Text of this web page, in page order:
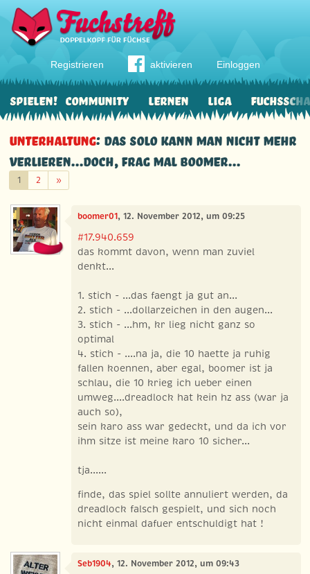
Registrieren aktivieren Einloggen
Community Lernen Liga
Spielen!
Unterhaltung: das solo kann man nicht mehr
verlieren...doch, frag mal boomer...
1 2 »Weiter
boomer01, 12. November 2012, um 09:25
#17.940.659
das kommt davon, wenn man zuviel
denkt...
1. stich - ...das faengt ja gut an...
2. stich - ...dollarzeichen in den augen...
3. stich - ...hm, kr lieg nicht ganz so
optimal
4. stich - ....na ja, die 10 haette ja ruhig
fallen koennen, aber egal, boomer ist ja
schlau, die 10 krieg ich ueber einen
umweg....dreadlock hat kein hz ass (war ja
auch so),
sein karo ass war gedeckt, und da ich vor
ihm sitze ist meine karo 10 sicher...
tja......
finde, das spiel sollte annuliert werden, da
dreadlock falsch gespielt, und sich noch
nicht einmal dafuer entschuldigt hat !
Seb1904, 12. November 2012, um 09:43